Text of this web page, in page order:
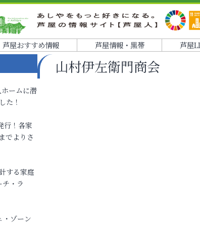
芦屋おすすめ情報 芦屋情報・黒帯 芦屋
山村伊左衛門商会
ームに潜
た！
行！各家
でよりさ
する家庭
・ラ
・ゾーン